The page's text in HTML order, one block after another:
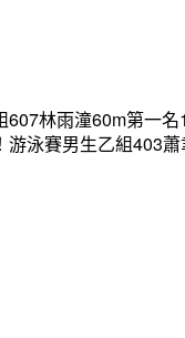
林雨潼60m第一
泳賽男生乙組403